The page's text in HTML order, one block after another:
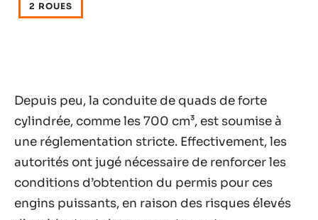
2 ROUES
Depuis peu, la conduite de quads de forte
cylindrée, comme les 700 cm³, est soumise à
une réglementation stricte. Effectivement, les
autorités ont jugé nécessaire de renforcer les
conditions d’obtention du permis pour ces
engins puissants, en raison des risques élevés